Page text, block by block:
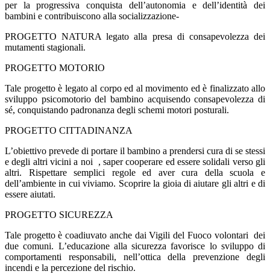
per la progressiva conquista dell’autonomia e dell’identità dei
bambini e contribuiscono alla socializzazione-
PROGETTO NATURA legato alla presa di consapevolezza dei
mutamenti stagionali.
PROGETTO MOTORIO
Tale progetto è legato al corpo ed al movimento ed è finalizzato allo
sviluppo psicomotorio del bambino acquisendo consapevolezza di
sé, conquistando padronanza degli schemi motori posturali.
PROGETTO CITTADINANZA
L’obiettivo prevede di portare il bambino a prendersi cura di se stessi
e degli altri vicini a noi
, saper cooperare ed essere solidali verso gli
altri. Rispettare semplici regole ed aver cura della scuola e
dell’ambiente in cui viviamo. Scoprire la gioia di aiutare gli altri e di
essere aiutati.
PROGETTO SICUREZZA
Tale progetto è coadiuvato anche dai Vigili del Fuoco volontari dei
due comuni. L’educazione alla sicurezza favorisce lo sviluppo di
comportamenti responsabili, nell’ottica della prevenzione degli
incendi e la percezione del rischio.